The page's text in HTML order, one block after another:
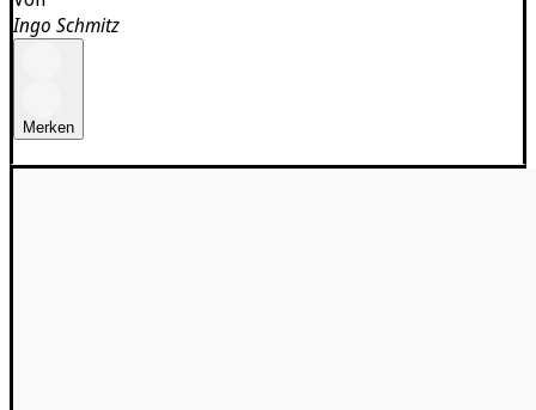
Ingo Schmitz
Merken